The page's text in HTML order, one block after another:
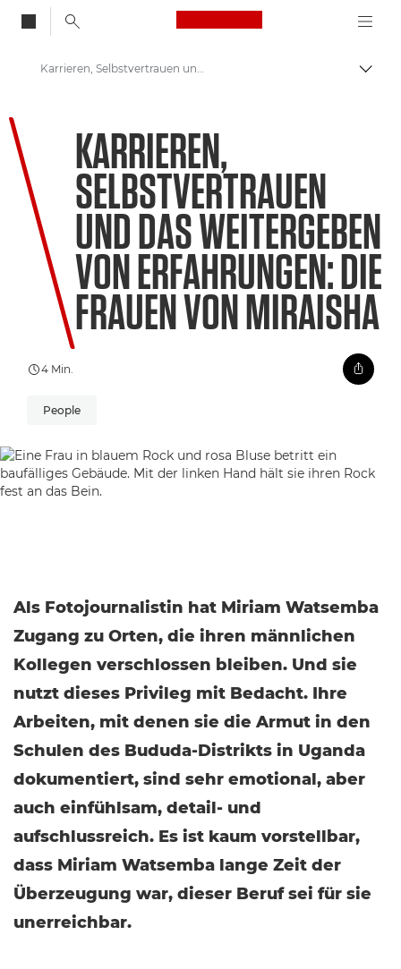
Canon Logo, back
Auf
Willkommen bei VIEW
Karrieren, Selbstvertrauen und das Weitergeben von Erfahrungen: Die Frauen von Miraisha
KARRIEREN,
SELBSTVERTRAUEN
UND DAS WEITERGEBEN
VON ERFAHRUNGEN: DIE
FRAUEN VON MIRAISHA
4 Min.
People
Als Fotojournalistin hat Miriam Watsemba
Zugang zu Orten, die ihren männlichen
Kollegen verschlossen bleiben. Und sie
nutzt dieses Privileg mit Bedacht. Ihre
Arbeiten, mit denen sie die Armut in den
Schulen des Bududa-Distrikts in Uganda
dokumentiert, sind sehr emotional, aber
auch einfühlsam, detail- und
aufschlussreich. Es ist kaum vorstellbar,
dass Miriam Watsemba lange Zeit der
Überzeugung war, dieser Beruf sei für sie
unerreichbar.